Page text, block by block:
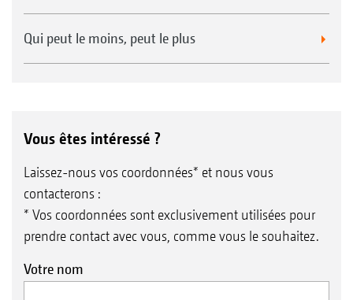
Qui peut le moins, peut le plus
Vous êtes intéressé ?
Laissez-nous vos coordonnées* et nous vous
contacterons :
* Vos coordonnées sont exclusivement utilisées pour
prendre contact avec vous, comme vous le souhaitez.
Votre nom